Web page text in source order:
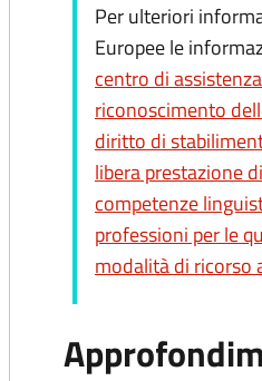
Per ulteriori
Europee le
centro di
riconoscimento
diritto di
libera prestazione
competenze
professioni per le
modalità di ricorso